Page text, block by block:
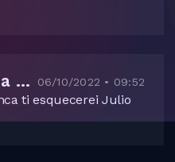
Julio Cesar De Lima Junior 06/10/2022 • 09:52
ti esquecerei Julio